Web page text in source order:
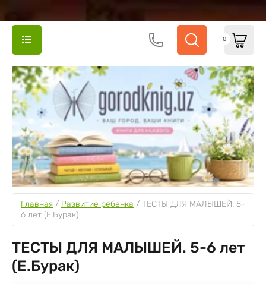
0
Главная / Развитие ребенка / ТЕСТЫ ДЛЯ МАЛЫШЕЙ. 5-
6 лет (E.Бурак)
ТЕСТЫ ДЛЯ МАЛЫШЕЙ. 5-6 лет
(E.Бурак)